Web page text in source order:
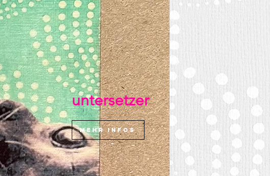
mehr infos
untersetzer